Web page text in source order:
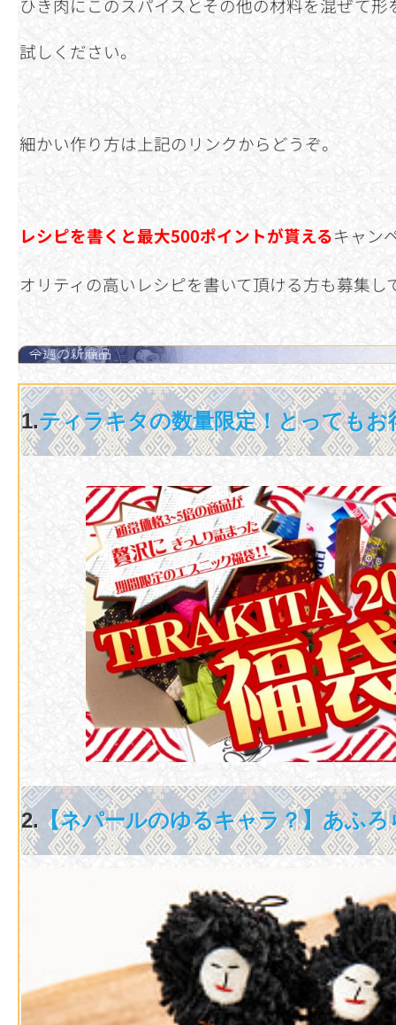
試しください。
細かい作り方は上記のリンクからどうぞ。
レシピを書くと最大500ポイントが貰えるキャン
オリティの高いレシピを書いて頂ける方も募集
1.ティラキタの数量限定！とってもお
2. 【ネパールのゆるキャラ？】あふ